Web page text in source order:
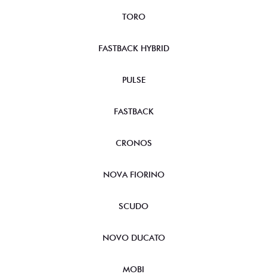
TORO
FASTBACK HYBRID
PULSE
FASTBACK
CRONOS
NOVA FIORINO
SCUDO
NOVO DUCATO
MOBI